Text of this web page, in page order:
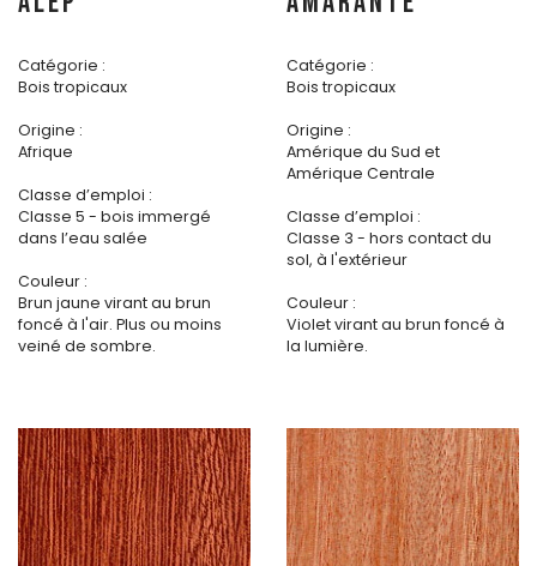
Catégorie :
Bois tropicaux
Origine :
Afrique
Classe d’emploi :
Classe 5 - bois immergé
dans l’eau salée
Couleur :
Brun jaune virant au brun
foncé à l'air. Plus ou moins
veiné de sombre.
Catégorie :
Bois tropicaux
Origine :
Amérique du Sud et
Amérique Centrale
Classe d’emploi :
Classe 3 - hors contact du
sol, à l'extérieur
Couleur :
Violet virant au brun foncé à
la lumière.